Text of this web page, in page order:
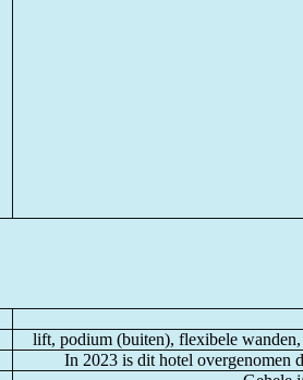
lift, podium (buiten), flexibele
In 2023 is dit hotel overgenomen